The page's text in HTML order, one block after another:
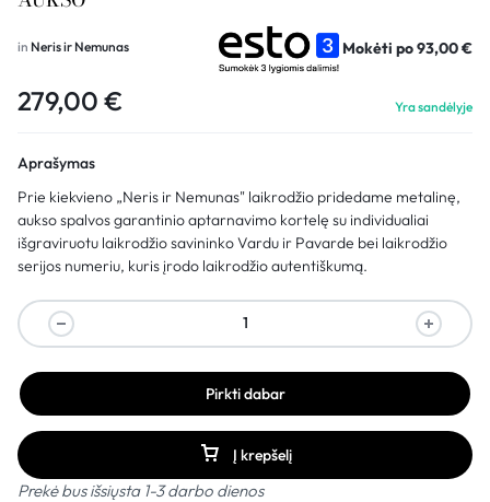
in Neris ir Nemunas Mokėti po93,00€
279,00 € Yra sandėlyje
Aprašymas
Prie kiekvieno „Neris ir Nemunas" laikrodžio pridedame metalinę,
aukso spalvos garantinio aptarnavimo kortelę su individualiai
išgraviruotu laikrodžio savininko Vardu ir Pavarde bei laikrodžio
serijos numeriu, kuris įrodo laikrodžio autentiškumą.
Į krepšelį
Pirkti dabar
Prekė bus išsiųsta 1-3 darbo dienos